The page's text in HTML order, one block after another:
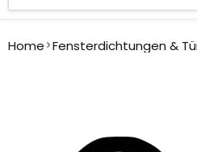
Home Fensterdichtungen &